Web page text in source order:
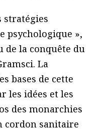
stratégies
psychologique »,
de la conquête du
La
bases de cette
les idées et les
des monarchies
cordon sanitaire